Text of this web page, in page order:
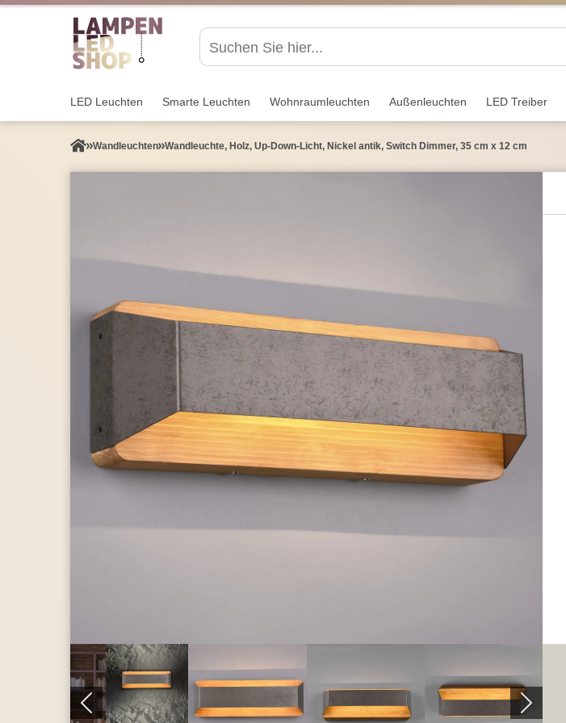
LED Leuchten Smarte Leuchten Wohnraum­leuchten Außen­leuchten LED Treiber
Wand­leuchten Wandleuchte, Holz, Up-Down-Licht, Nickel antik, Switch Dimmer, 35 cm x 12 cm